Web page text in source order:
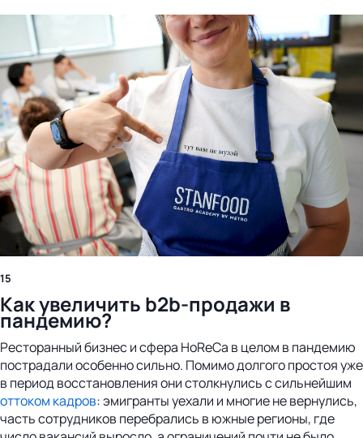
15
Как увеличить b2b-продажи в
пандемию?
Ресторанный бизнес и сфера HoReCa в целом в пандемию
пострадали особенно сильно. Помимо долгого простоя уже
в период восстановления они столкнулись с сильнейшим
оттоком кадров: эмигранты уехали и многие не вернулись,
часть сотрудников перебрались в южные регионы, где